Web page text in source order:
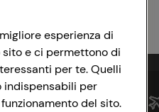
lavastoviglie e utilizzabili in
esperienza di
sito e ci permettono di
per te. Quelli
indispensabili per
del sito.